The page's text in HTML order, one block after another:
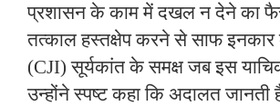
प्रशासन के काम में दखल न देने का
तत्काल हस्तक्षेप करने से साफ
(CJI) सूर्यकांत के समक्ष जब इस
उन्होंने स्पष्ट कहा कि अदालत